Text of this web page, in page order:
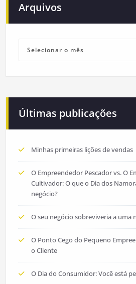
Arquivos
Últimas publicações
Minhas primeiras lições de vendas
O Empreendedor Pescador vs. O
Cultivador: O que o Dia dos
negócio?
O seu negócio sobreviveria a uma
O Ponto Cego do Pequeno
o Cliente
O Dia do Consumidor: Você está